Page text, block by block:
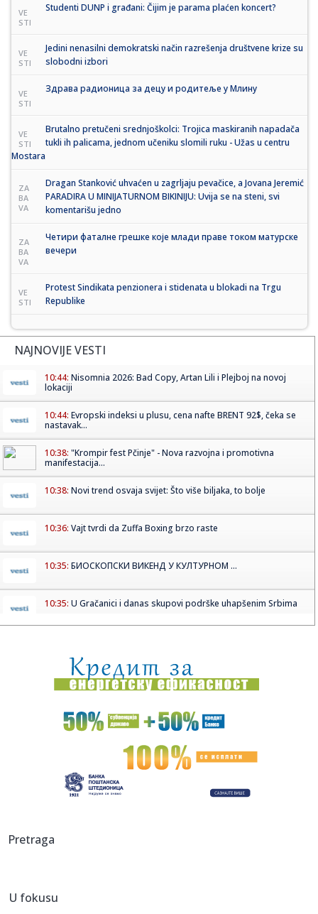
VE
STI
Studenti DUNP i građani: Čijim je parama plaćen koncert?
VE
STI
Jedini nenasilni demokratski način razrešenja društvene krize su
slobodni izbori
VE
STI
Здрава радионица за децу и родитеље у Млину
VE
STI
Brutalno pretučeni srednjoškolci: Trojica maskiranih napadača
tukli ih palicama, jednom učeniku slomili ruku - Užas u centru
Mostara
ZA
BA
VA
Dragan Stanković uhvaćen u zagrljaju pevačice, a Jovana Jeremić
PARADIRA U MINIJATURNOM BIKINIJU: Uvija se na steni, svi
komentarišu jedno
ZA
BA
VA
Четири фаталне грешке које млади праве током матурске
вечери
VE
STI
Protest Sindikata penzionera i stidenata u blokadi na Trgu
Republike
NAJNOVIJE VESTI
10:44: Nisomnia 2026: Bad Copy, Artan Lili i Plejboj na novoj
lokaciji
10:44: Evropski indeksi u plusu, cena nafte BRENT 92$, čeka se
nastavak...
10:38: "Krompir fest Pčinje" - Nova razvojna i promotivna
manifestacija...
10:38: Novi trend osvaja svijet: Što više biljaka, to bolje
10:36: Vajt tvrdi da Zuffa Boxing brzo raste
10:35: БИОСКОПСКИ ВИКЕНД У КУЛТУРНОМ ...
10:35: U Gračanici i danas skupovi podrške uhapšenim Srbima
10:35:SIGNALI: "Srbija posle Pekinga", RTV1 20.05
10:32:Ruski dron udario u stambenu zgradu u Rumuniji: 'Najteži
inciden...
Netanjahu naredio izraelskoj vojsci: 'Zauzmite 70 odsto
10:27:"Multikulturalno popodne" u subotu u Kulturnoj stanici
HANGARU STAROG AE...
10:20:
Pretraga
U fokusu